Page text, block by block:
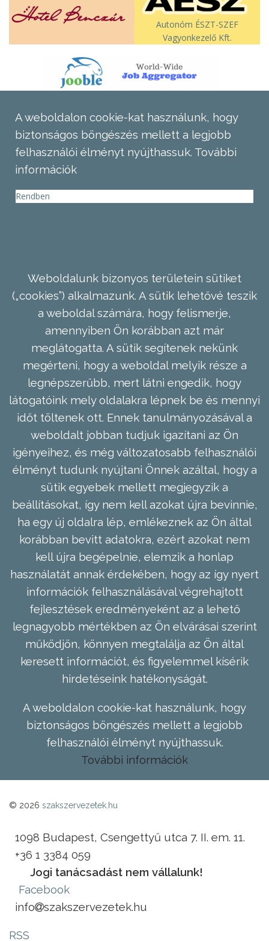
Autonóm ÉSZT-SZEF
Vagyonkezelő Kft.
A weboldalon cookie-kat használunk, hogy
biztonságos böngészés mellett a legjobb
felhasználói élményt nyújthassuk. További
információk
Rendben
Weboldalunk bizonyos területein sütiket
(„cookies”) alkalmazunk. A sütik lehetővé teszik
a weboldal számára, hogy felismerje,
amennyiben Ön korábban azt már
meglátogatta. A sütik segítenek nekünk
megérteni, hogy a weboldal melyik része a
legnépszerűbb, mert látni engedik, hogy
látogatóink mely oldalakra lépnek be és mennyi
időt töltenek ott. Ennek tanulmányozásával a
weboldalt jobban tudjuk igazítani az Ön
igényeihez, és még változatosabb felhasználói
élményt tudunk nyújtani Önnek azáltal, hogy a
sütik egyebek mellett megjegyzik a
beállításokat, így nem kell azokat újra bevinnie,
ha egy új oldalra lép, emlékeznek az Ön által
korábban bevitt adatokra, ezért azokat nem
kell újra begépelnie, elemzik a honlap
használatát annak érdekében, hogy az így nyert
információk felhasználásával végrehajtott
fejlesztések eredményeként az a lehető
legnagyobb mértékben az Ön elvárásai szerint
működjön, könnyen megtalálja az Ön által
keresett információt, és figyelemmel kísérik
hirdetéseink hatékonyságát.
A weboldalon cookie-kat használunk, hogy
biztonságos böngészés mellett a legjobb
felhasználói élményt nyújthassuk.
További információk
© 2026 szakszervezetek.hu
1098 Budapest, Csengettyű utca 7. II. em. 11.
+36 1 3384 059
Jogi tanácsadást nem vállalunk!
Facebook
info
szakszervezetek.hu
RSS